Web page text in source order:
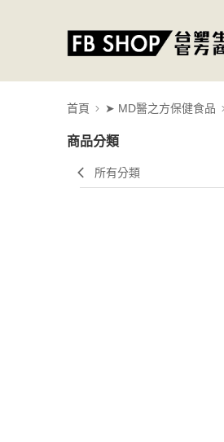
首頁 ➤ MD醫之方保健食品
商品分類
所有分類